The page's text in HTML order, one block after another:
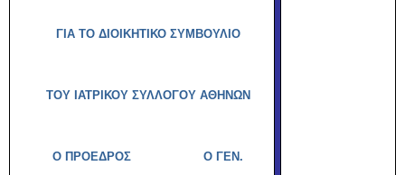
ΓΙΑ ΤΟ ΔΙΟΙΚΗΤΙΚΟ ΣΥΜΒΟΥΛΙΟ
ΤΟΥ ΙΑΤΡΙΚΟΥ ΣΥΛΛΟΓΟΥ ΑΘΗΝΩΝ
Ο ΠΡΟΕΔΡΟΣ Ο ΓΕΝ.